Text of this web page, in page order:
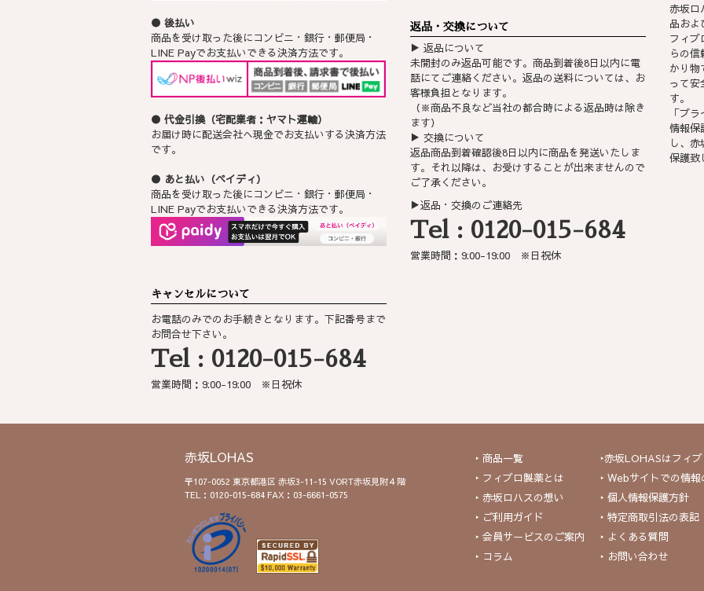
● 後払い
商品を受け取った後にコンビニ・銀行・郵便局・
LINE Payでお支払いできる決済方法です。
● 代金引換（宅配業者：ヤマト運輸）
お届け時に配送会社へ現金でお支払いする決済方法
です｡
● あと払い（ペイディ）
商品を受け取った後にコンビニ・銀行・郵便局・
LINE Payでお支払いできる決済方法です。
キャンセルについて
お電話のみでのお手続きとなります。下記番号まで
お問合せ下さい。
Tel : 0120-015-684
営業時間：9:00-19:00 ※日祝休
返品・交換について
▶ 返品について
未開封のみ返品可能です。商品到着後8日以内に電
話にてご連絡ください。返品の送料については、お
客様負担となります。
（※商品不良など当社の都合時による返品時は除き
ます）
▶ 交換について
返品商品到着確認後8日以内に商品を発送いたしま
す。それ以降は、お受けすることが出来ませんので
ご了承ください。
▶返品・交換のご連絡先
Tel : 0120-015-684
営業時間：9:00-19:00 ※日祝休
赤坂ロ
品およ
フィブ
らの
かり物
って安
す。
「プラ
情報保
し、
保護致
赤坂LOHAS
〒107-0052 東京都港区 赤坂3-11-15 VORT赤坂見附４階
TEL：0120-015-684 FAX：03-6661-0575
‣ 商品一覧
‣ フィブロ製薬とは
‣ 赤坂ロハスの想い
‣ ご利用ガイド
‣ 会員サービスのご案内
‣ コラム
‣赤坂LOHASはフィ
‣ Webサイトでの情
‣ 個人情報保護方針
‣ 特定商取引法の表記
‣ よくある質問
‣ お問い合わせ